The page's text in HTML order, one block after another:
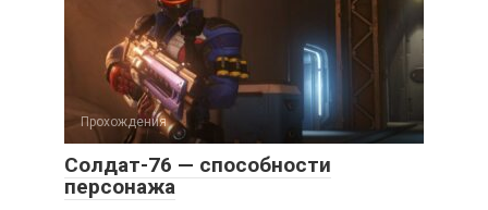
Прохождения
Солдат-76 — способности
персонажа